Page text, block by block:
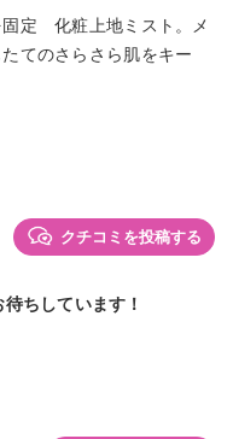
固定 化粧上地ミスト。メ
てのさらさら肌をキー
クチコミを投稿する
ちしています！